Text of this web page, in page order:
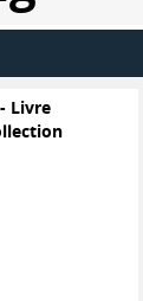
Livre